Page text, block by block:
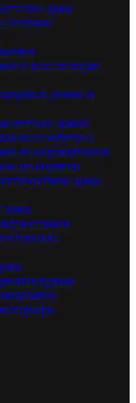
дома
системы
и канализации
домов и
домов
из газобетона
из керамоблоков
из кирпича
дома
дома
проекта